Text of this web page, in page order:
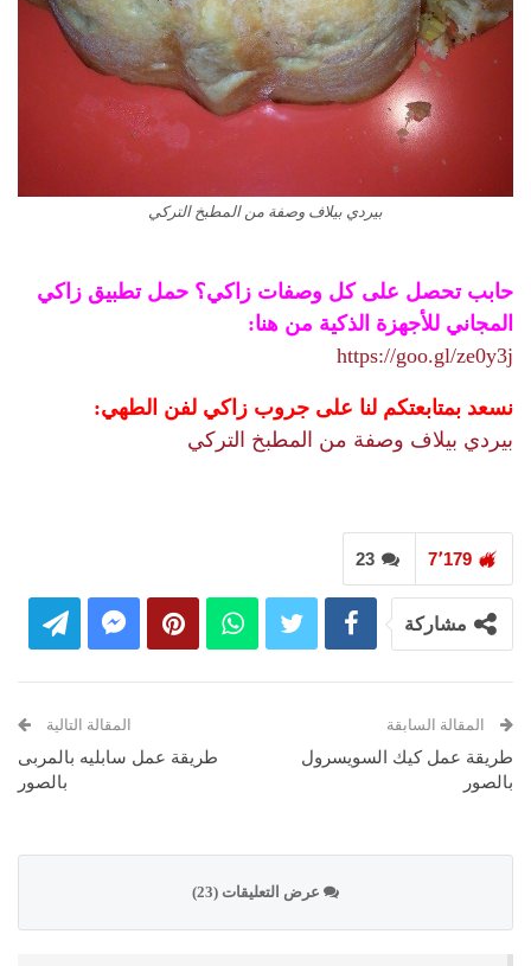
بيردي بيلاف وصفة من المطبخ التركي
حابب تحصل على كل وصفات زاكي؟ حمل تطبيق زاكي
المجاني للأجهزة الذكية من هنا:
https://goo.gl/ze0y3j
نسعد بمتابعتكم لنا على جروب زاكي لفن الطهي:
بيردي بيلاف وصفة من المطبخ التركي
23 7٬179
مشاركة
المقالة السابقة
طريقة عمل كيك السويسرول
بالصور
المقالة التالية
طريقة عمل سابليه بالمربى
بالصور
عرض التعليقات (23)